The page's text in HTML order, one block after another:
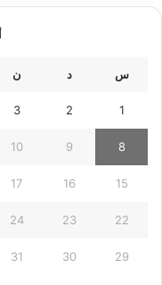
س د ن
1
2
3
8
9
10
15
16
17
22
23
24
29
30
31